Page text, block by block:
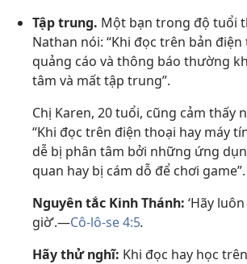
Tập trung. Một bạn trong độ tuổi
Nathan nói: “Khi đọc trên bản
quảng cáo và thông báo thường
tâm và mất tập trung”.
Chị Karen, 20 tuổi, cũng cảm thấy
“Khi đọc trên điện thoại hay máy
dễ bị phân tâm bởi những ứng
quan hay bị cám dỗ để chơi game”.
Nguyên tắc Kinh Thánh: ‘Hãy
giờ’.—Cô-lô-se 4:5.
Hãy thử nghĩ: Khi đọc hay học